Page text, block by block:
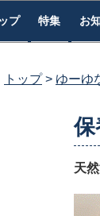
プ 特集 お
トップ ゆーゆ
天